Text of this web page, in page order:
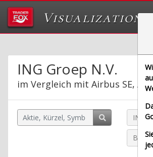
Visualizations
ING Groep N.V.
im Vergleich mit Airbus SE,
ING